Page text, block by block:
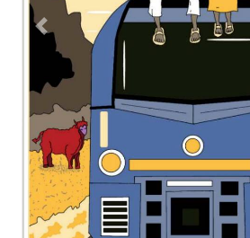
Contacto Directorio
Copyright ©2026 Todos los derechos
Maya